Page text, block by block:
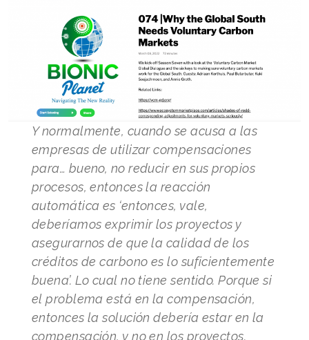
Y normalmente, cuando se acusa a las
empresas de utilizar compensaciones
para… bueno, no reducir en sus propios
procesos, entonces la reacción
automática es ‘entonces, vale,
deberíamos exprimir los proyectos y
asegurarnos de que la calidad de los
créditos de carbono es lo suficientemente
buena’. Lo cual no tiene sentido. Porque si
el problema está en la compensación,
entonces la solución debería estar en la
compensación, y no en los proyectos.